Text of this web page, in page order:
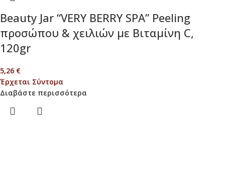
Beauty Jar “VERY BERRY SPA” Peeling
προσώπου & χειλιών με Βιταμίνη C,
120gr
5,26 €
Έρχεται Σύντομα
Διαβάστε περισσότερα